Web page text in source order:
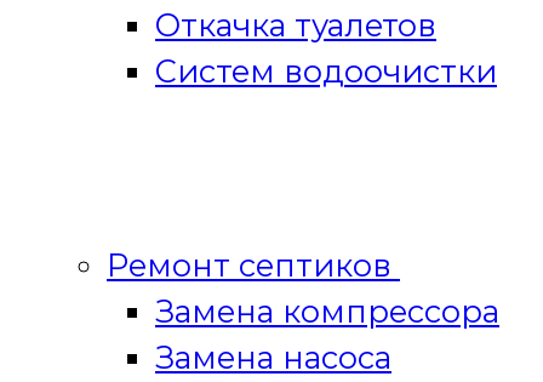
Откачка туалетов
Систем водоочистки
Ремонт септиков
Замена компрессора
Замена насоса